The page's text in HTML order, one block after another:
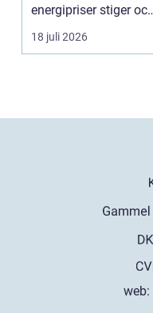
energipriser stiger
fler vill sän...
18 juli 2026
web: